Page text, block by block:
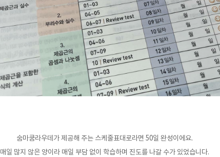
숨마쿰라우데가 제공해 주는 스케줄표대로라면 50일 완성이에요.
매일 많지 않은 양이라 매일 부담 없이 학습하며 진도를 나갈 수가 있었습니다.